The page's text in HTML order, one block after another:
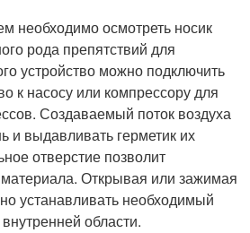
необходимо осмотреть носик
рода препятствий для
устройство можно подключить
к насосу или компрессору для
Создаваемый поток воздуха
и выдавливать герметик их
отверстие позволит
материала. Открывая или зажимая
устанавливать необходимый
области.